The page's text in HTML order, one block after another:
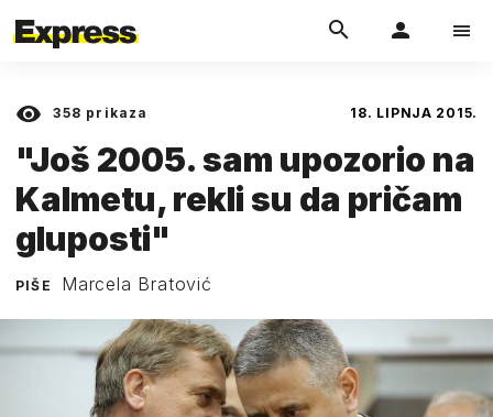
358 prikaza 18. LIPNJA 2015.
"Još 2005. sam upozorio na
Kalmetu, rekli su da pričam
gluposti"
PIŠE Marcela Bratović